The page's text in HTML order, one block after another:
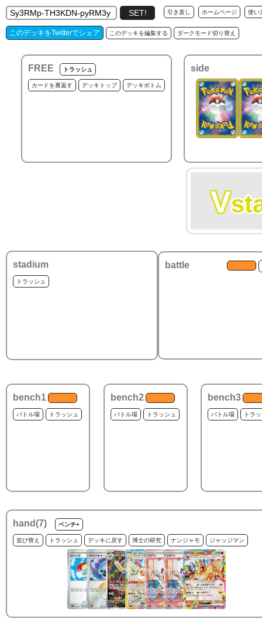
引き直し ホームページ 使い
このデッキをTwitterでシェア このデッキを編集する ダークモード切り替え
FREE トラッシュ
カードを裏返す デッキトップ デッキボトム
side
V
stadium
トラッシュ
battle
bench1
バトル場 トラッシュ
bench2
バトル場 トラッシュ
bench3
バトル場 トラ
hand(7) ベンチ+
並び替え トラッシュ デッキに戻す 博士の研究 ナンジャモ ジャッジマン